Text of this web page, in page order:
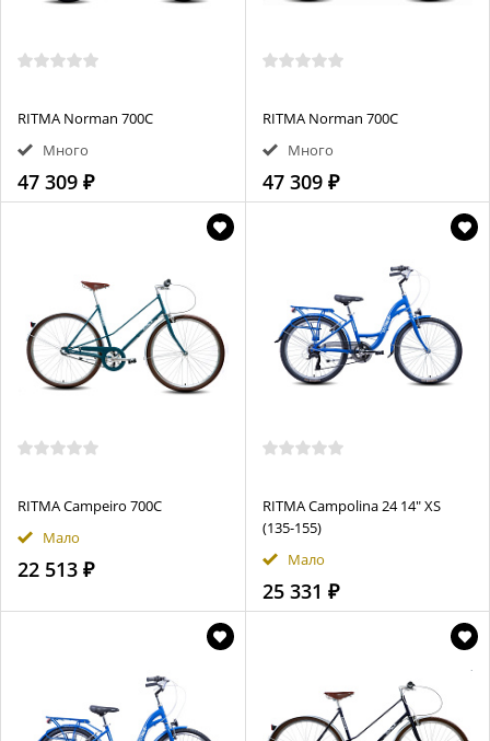
RITMA Norman 700C
Много
47 309 ₽
RITMA Norman 700C
Много
47 309 ₽
RITMA Campeiro 700С
Мало
22 513 ₽
RITMA Campolina 24 14" XS
(135-155)
Мало
25 331 ₽